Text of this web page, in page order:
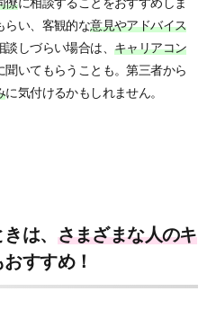
僚に相談することをおすすめしま
らい、客観的な意見やアドバイス
しづらい場合は、 キャリアコン
聞いてもらうことも。第三者から
に気付けるかもしれません。
は、 さまざまな人のキ
すすめ！